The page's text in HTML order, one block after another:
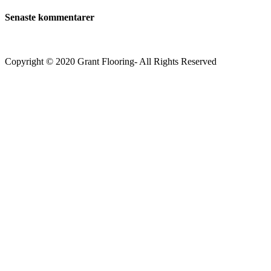
Senaste kommentarer
Copyright © 2020 Grant Flooring- All Rights Reserved